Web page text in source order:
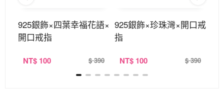
925銀飾×四葉幸福花語×
開口戒指
NT$ 100 $ 390
925銀飾×珍珠灣×開口戒
指
NT$ 100 $ 390